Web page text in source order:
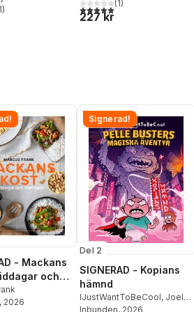
Totalt antal röster:
1)
5,0utav 5 stjärnor. Totalt
(1)
227 kr
- Mackans
och
, 2026
Signerad!
Del 2
SIGNERAD - Kopians
hämnd
IJustWantToBeCool, Joel
Adolphson,Emil Ejdemo
Inbunden, 2026